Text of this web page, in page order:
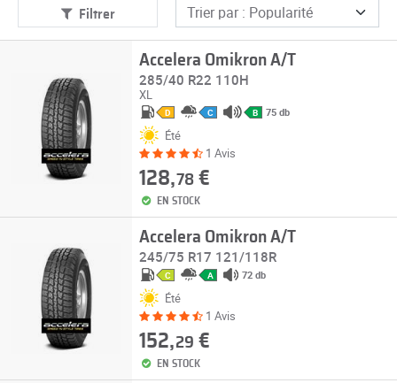
Filtrer
Accelera Omikron A/T
285/40 R22 110H
XL
D C B 75 db
Été
1 Avis
128,78€
EN STOCK
Accelera Omikron A/T
245/75 R17 121/118R
C A 72 db
Été
1 Avis
152,29 €
EN STOCK